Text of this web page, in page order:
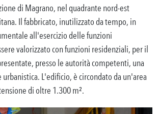
di Magrano, nel quadrante nord-est
Il fabbricato, inutilizzato da tempo, in
all'esercizio delle funzioni
valorizzato con funzioni residenziali, per il
presso le autorità competenti, una
L'edificio, è circondato da un'area
di oltre 1.300 m².